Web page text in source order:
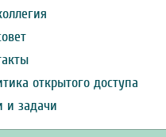
открытого доступа
и задачи